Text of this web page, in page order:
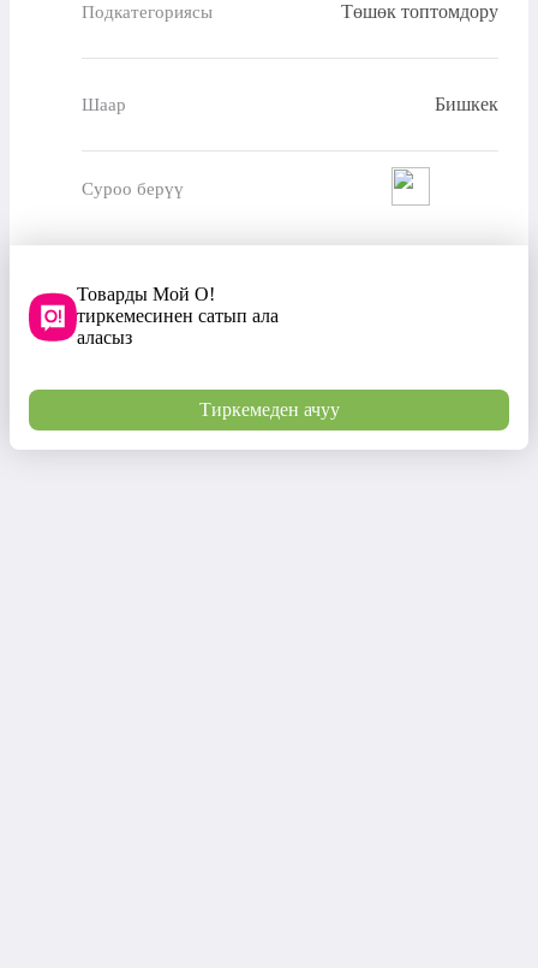
Подкатегориясы Төшөк топтомдору
Шаар Бишкек
Суроо берүү
Товарды Мой О!
тиркемесинен сатып ала
аласыз
Тиркемеден ачуу